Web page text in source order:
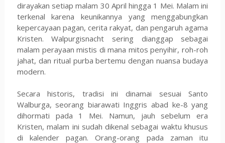
dirayakan setiap malam 30 April hingga 1 Mei. Malam ini
terkenal karena keunikannya yang menggabungkan
kepercayaan pagan, cerita rakyat, dan pengaruh agama
Kristen. Walpurgisnacht sering dianggap sebagai
malam perayaan mistis di mana mitos penyihir, roh-roh
jahat, dan ritual purba bertemu dengan nuansa budaya
modern.
Secara historis, tradisi ini dinamai sesuai Santo
Walburga, seorang biarawati Inggris abad ke-8 yang
dihormati pada 1 Mei. Namun, jauh sebelum era
Kristen, malam ini sudah dikenal sebagai waktu khusus
di kalender pagan. Orang-orang pada zaman itu